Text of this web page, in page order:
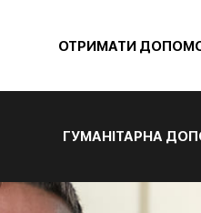
ОТРИМАТИ
ГУМАНІТАРНА